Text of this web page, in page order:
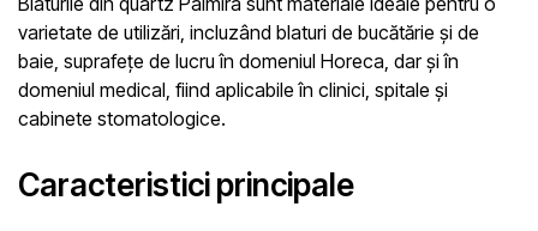
varietate de utilizări, incluzând blaturi de bucătărie și de
baie, suprafețe de lucru în domeniul Horeca, dar și în
domeniul medical, fiind aplicabile în clinici, spitale și
cabinete stomatologice.
Caracteristici principale